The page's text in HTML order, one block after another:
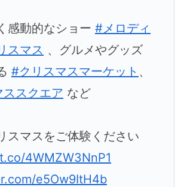
感動的なショー #メロディ
スマス 、グルメやグッズ
#クリスマスマーケット 、
スクエア など
スマスをご体験ください
4WMZW3NnP1
e5Ow9ItH4b